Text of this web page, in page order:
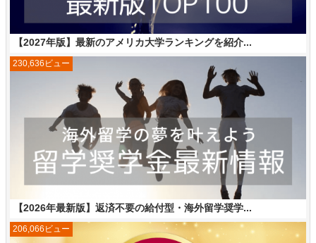
【2027年版】最新のアメリカ大学ランキングを紹介...
【2026年最新版】返済不要の給付型・海外留学奨学...
230,636ビュー
206,066ビュー